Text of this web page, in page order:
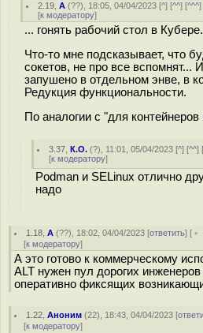
2.19 ,А (??), 18:05, 04/04/2023 [^] [^^] [^^^]
[к модератору]
... гонять рабочий стол в Кубере.
Что-то мне подсказывает, что
сокетов, не про все вспомнят...
запушено в отдельном энве, в
Редукция функциональности.
По аналогии с "для
3.37 ,К.О. (?), 11:01, 05/04/2023 [^] [^^]
[к модератору]
Podman и SELinux отлично
надо
1.18 ,А (??), 18:02, 04/04/2023 [ответить] [
[к модератору]
А это готово к коммерческому
ALT нужен пул дорогих
оперативно фиксящих
1.22 ,Аноним (22), 18:43, 04/04/2023 [
[к модератору]